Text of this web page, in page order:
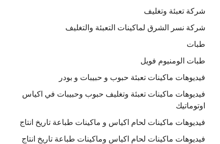
شركة تعبئة وتغليف
شركة نسر الشرق لماكينات التعبئة والتغليف
طبات
طبات الومنيوم فويل
فيديوهات ماكينات تعبئة حبوب و حبيبات و بودر
فيديوهات ماكينات تعبئة وتغليف حبوب وحبيبات في اكياس
اوتوماتيك
فيديوهات ماكينات لحام اكياس و ماكينات طباعة تاريخ انتاج
فيديوهات ماكينات لحام اكياس وماكينات طباعة تاريخ انتاج